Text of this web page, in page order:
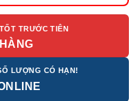
TRƯỚC TIÊN
LƯỢNG CÓ HẠN!